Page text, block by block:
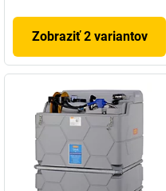
Zobraziť 2 variantov